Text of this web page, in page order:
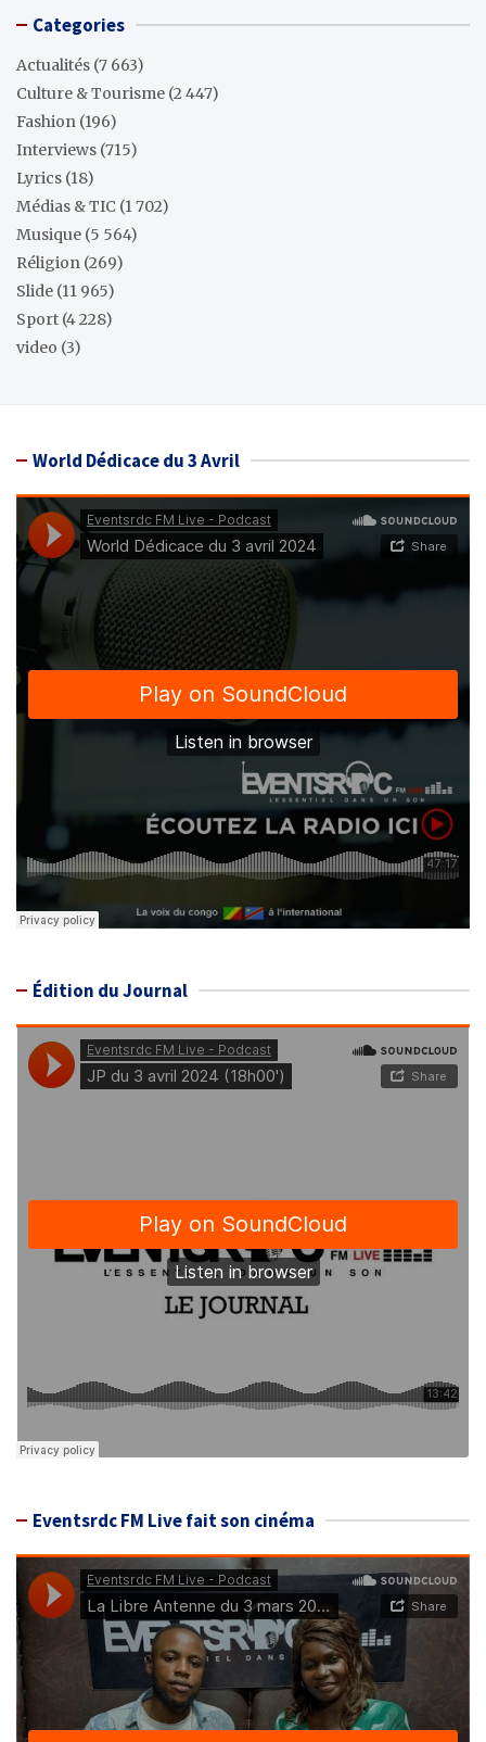
Categories
Actualités (7 663)
Culture & Tourisme (2 447)
Fashion (196)
Interviews (715)
Lyrics (18)
Médias & TIC (1 702)
Musique (5 564)
Réligion (269)
Slide (11 965)
Sport (4 228)
video (3)
World Dédicace du 3 Avril
Édition du Journal
Eventsrdc FM Live fait son cinéma